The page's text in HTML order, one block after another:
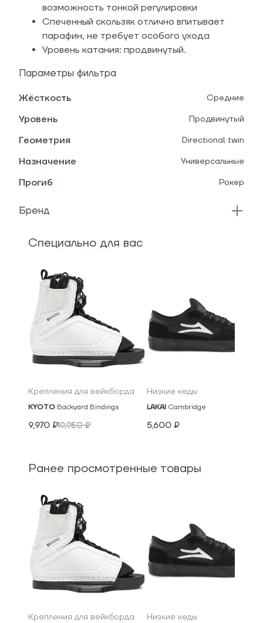
возможность тонкой регулировки
Спеченный скользяк отлично впитывает
парафин, не требует особого ухода
Уровень катания: продвинутый.
Параметры фильтра
Жёсткость Средние
Уровень Продвинутый
Геометрия Directional twin
Назначение Универсальные
Прогиб Рокер
Бренд
Специально для вас
Крепления для вейкборда
KYOTO Backyard Bindings
9,970 ₽19,950₽
Низкие кеды
LAKAI Cambridge
5,600 ₽
Ранее просмотренные товары
Крепления для вейкборда Низкие кеды